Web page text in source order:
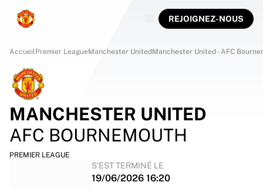
REJOIGNEZ-NOUS
AccueilPremier LeagueManchester UnitedManchester United - AFC
MANCHESTER UNITED
AFC BOURNEMOUTH
PREMIER LEAGUE
S'EST TERMINÉ LE
19/06/2026 16:20